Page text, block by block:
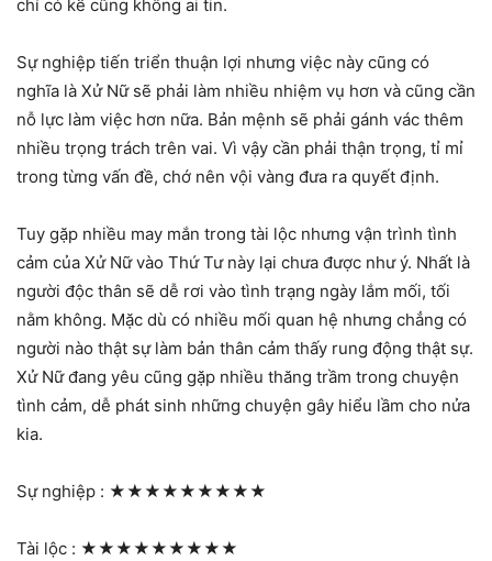
chí có kể cũng không ai tin.
Sự nghiệp tiến triển thuận lợi nhưng việc này cũng có
nghĩa là Xử Nữ sẽ phải làm nhiều nhiệm vụ hơn và cũng cần
nỗ lực làm việc hơn nữa. Bản mệnh sẽ phải gánh vác thêm
nhiều trọng trách trên vai. Vì vậy cần phải thận trọng, tỉ mỉ
trong từng vấn đề, chớ nên vội vàng đưa ra quyết định.
Tuy gặp nhiều may mắn trong tài lộc nhưng vận trình tình
cảm của Xử Nữ vào Thứ Tư này lại chưa được như ý. Nhất là
người độc thân sẽ dễ rơi vào tình trạng ngày lắm mối, tối
nằm không. Mặc dù có nhiều mối quan hệ nhưng chẳng có
người nào thật sự làm bản thân cảm thấy rung động thật sự.
Xử Nữ đang yêu cũng gặp nhiều thăng trầm trong chuyện
tình cảm, dễ phát sinh những chuyện gây hiểu lầm cho nửa
kia.
Sự nghiệp : ★★★★★★★★★
Tài lộc : ★★★★★★★★★